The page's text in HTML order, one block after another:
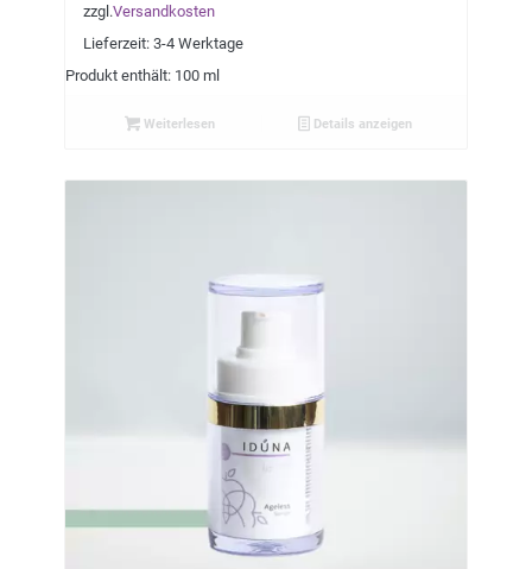
zzgl.Versandkosten
Lieferzeit: 3-4 Werktage
Produkt enthält: 100 ml
Weiterlesen Details anzeigen